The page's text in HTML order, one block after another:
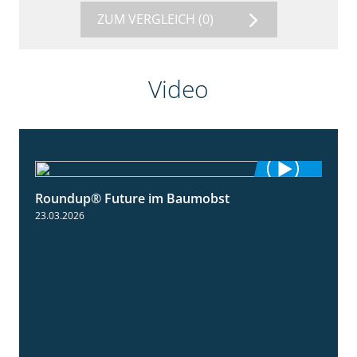
ZUM VERGLEICH (0)
Video
Roundup® Future im Baumobst
23.03.2026